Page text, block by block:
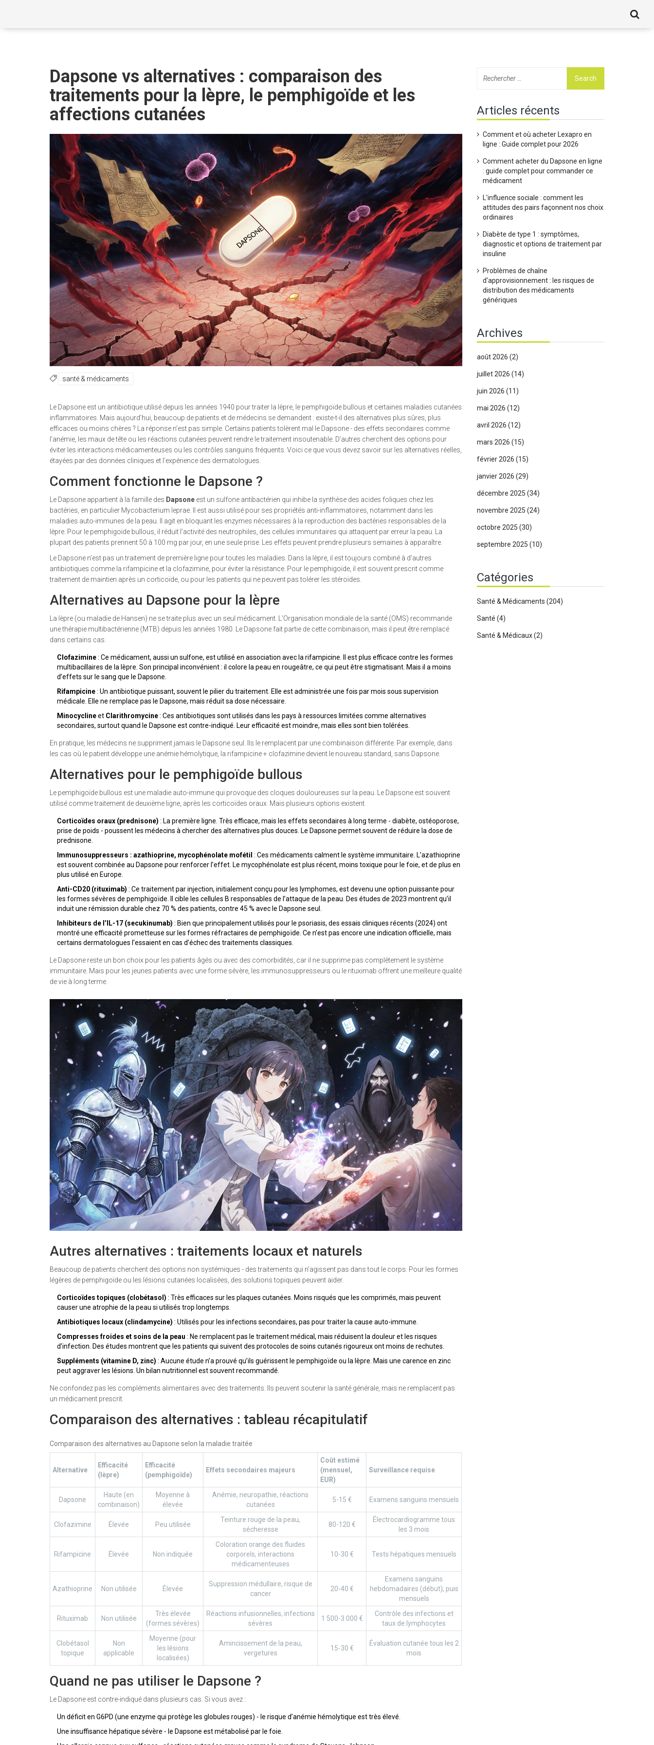
Dapsone vs alternatives : comparaison des
traitements pour la lèpre, le pemphigoïde et les
affections cutanées
santé & médicaments
Le Dapsone est un antibiotique utilisé depuis les années 1940 pour traiter la lèpre, le pemphigoïde bullous et certaines maladies cutanées
inflammatoires. Mais aujourd’hui, beaucoup de patients et de médecins se demandent : existe-t-il des alternatives plus sûres, plus
efficaces ou moins chères ? La réponse n’est pas simple. Certains patients tolèrent mal le Dapsone - des effets secondaires comme
l’anémie, les maux de tête ou les réactions cutanées peuvent rendre le traitement insoutenable. D’autres cherchent des options pour
éviter les interactions médicamenteuses ou les contrôles sanguins fréquents. Voici ce que vous devez savoir sur les alternatives réelles,
étayées par des données cliniques et l’expérience des dermatologues.
Comment fonctionne le Dapsone ?
Le Dapsone appartient à la famille des Dapsone est un sulfone antibactérien qui inhibe la synthèse des acides foliques chez les
bactéries, en particulier Mycobacterium leprae . Il est aussi utilisé pour ses propriétés anti-inflammatoires, notamment dans les
maladies auto-immunes de la peau.
Il agit en bloquant les enzymes nécessaires à la reproduction des bactéries responsables de la
lèpre. Pour le pemphigoïde bullous, il réduit l’activité des neutrophiles, des cellules immunitaires qui attaquent par erreur la peau. La
plupart des patients prennent 50 à 100 mg par jour, en une seule prise. Les effets peuvent prendre plusieurs semaines à apparaître.
Le Dapsone n’est pas un traitement de première ligne pour toutes les maladies. Dans la lèpre, il est toujours combiné à d’autres
antibiotiques comme la rifampicine et la clofazimine, pour éviter la résistance. Pour le pemphigoïde, il est souvent prescrit comme
traitement de maintien après un corticoïde, ou pour les patients qui ne peuvent pas tolérer les stéroïdes.
Alternatives au Dapsone pour la lèpre
La lèpre (ou maladie de Hansen) ne se traite plus avec un seul médicament. L’Organisation mondiale de la santé (OMS) recommande
une thérapie multibactérienne (MTB) depuis les années 1980. Le Dapsone fait partie de cette combinaison, mais il peut être remplacé
dans certains cas.
Clofazimine: Ce médicament, aussi un sulfone, est utilisé en association avec la rifampicine. Il est plus efficace contre les formes
multibacillaires de la lèpre. Son principal inconvénient : il colore la peau en rougeâtre, ce qui peut être stigmatisant. Mais il a moins
d’effets sur le sang que le Dapsone.
Rifampicine: Un antibiotique puissant, souvent le pilier du traitement. Elle est administrée une fois par mois sous supervision
médicale. Elle ne remplace pas le Dapsone, mais réduit sa dose nécessaire.
Minocyclineet Clarithromycine: Ces antibiotiques sont utilisés dans les pays à ressources limitées comme alternatives
secondaires, surtout quand le Dapsone est contre-indiqué. Leur efficacité est moindre, mais elles sont bien tolérées.
En pratique, les médecins ne suppriment jamais le Dapsone seul. Ils le remplacent par une combinaison différente. Par exemple, dans
les cas où le patient développe une anémie hémolytique, la rifampicine + clofazimine devient le nouveau standard, sans Dapsone.
Alternatives pour le pemphigoïde bullous
Le pemphigoïde bullous est une maladie auto-immune qui provoque des cloques douloureuses sur la peau. Le Dapsone est souvent
utilisé comme traitement de deuxième ligne, après les corticoïdes oraux. Mais plusieurs options existent.
Corticoïdes oraux (prednisone) : La première ligne. Très efficace, mais les effets secondaires à long terme - diabète, ostéoporose,
prise de poids - poussent les médecins à chercher des alternatives plus douces. Le Dapsone permet souvent de réduire la dose de
prednisone.
Immunosuppresseurs : azathioprine, mycophénolate mofétil : Ces médicaments calment le système immunitaire. L’azathioprine
est souvent combinée au Dapsone pour renforcer l’effet. Le mycophénolate est plus récent, moins toxique pour le foie, et de plus en
plus utilisé en Europe.
Anti-CD20 (rituximab) : Ce traitement par injection, initialement conçu pour les lymphomes, est devenu une option puissante pour
les formes sévères de pemphigoïde. Il cible les cellules B responsables de l’attaque de la peau. Des études de 2023 montrent qu’il
induit une rémission durable chez 70 % des patients, contre 45 % avec le Dapsone seul.
Inhibiteurs de l’IL-17 (secukinumab) : Bien que principalement utilisés pour le psoriasis, des essais cliniques récents (2024) ont
montré une efficacité prometteuse sur les formes réfractaires de pemphigoïde. Ce n’est pas encore une indication officielle, mais
certains dermatologues l’essaient en cas d’échec des traitements classiques.
Le Dapsone reste un bon choix pour les patients âgés ou avec des comorbidités, car il ne supprime pas complètement le système
immunitaire. Mais pour les jeunes patients avec une forme sévère, les immunosuppresseurs ou le rituximab offrent une meilleure qualité
de vie à long terme.
Autres alternatives : traitements locaux et naturels
Beaucoup de patients cherchent des options non systémiques - des traitements qui n’agissent pas dans tout le corps. Pour les formes
légères de pemphigoïde ou les lésions cutanées localisées, des solutions topiques peuvent aider.
Corticoïdes topiques (clobétasol) : Très efficaces sur les plaques cutanées. Moins risqués que les comprimés, mais peuvent
causer une atrophie de la peau si utilisés trop longtemps.
Antibiotiques locaux (clindamycine) : Utilisés pour les infections secondaires, pas pour traiter la cause auto-immune.
Compresses froides et soins de la peau : Ne remplacent pas le traitement médical, mais réduisent la douleur et les risques
d’infection. Des études montrent que les patients qui suivent des protocoles de soins cutanés rigoureux ont moins de rechutes.
Suppléments (vitamine D, zinc) : Aucune étude n’a prouvé qu’ils guérissent le pemphigoïde ou la lèpre. Mais une carence en zinc
peut aggraver les lésions. Un bilan nutritionnel est souvent recommandé.
Ne confondez pas les compléments alimentaires avec des traitements. Ils peuvent soutenir la santé générale, mais ne remplacent pas
un médicament prescrit.
Comparaison des alternatives : tableau récapitulatif
Comparaison des alternatives au Dapsone selon la maladie traitée
Alternative
Efficacité
(lèpre)
Efficacité
(pemphigoïde)
Effets secondaires majeurs
Coût estimé
(mensuel,
EUR)
Surveillance requise
Dapsone
Haute (en
combinaison)
Moyenne à
élevée
Anémie, neuropathie, réactions
cutanées
5-15 € Examens sanguins mensuels
Clofazimine Élevée Peu utilisée
Teinture rouge de la peau,
sécheresse
80-120 €
Électrocardiogramme tous
les 3 mois
Rifampicine Élevée Non indiquée
Coloration orange des fluides
corporels, interactions
médicamenteuses
10-30 € Tests hépatiques mensuels
Azathioprine Non utilisée Élevée
Suppression médullaire, risque de
cancer
20-40 €
Examens sanguins
hebdomadaires (début), puis
mensuels
Rituximab Non utilisée
Très élevée
(formes sévères)
Réactions infusionnelles, infections
sévères
1 500-3 000 €
Contrôle des infections et
taux de lymphocytes
Clobétasol
topique
Non
applicable
Moyenne (pour
les lésions
localisées)
Amincissement de la peau,
vergetures
15-30 €
Évaluation cutanée tous les 2
mois
Quand ne pas utiliser le Dapsone ?
Le Dapsone est contre-indiqué dans plusieurs cas. Si vous avez :
Un déficit en G6PD (une enzyme qui protège les globules rouges) - le risque d’anémie hémolytique est très élevé.
Une insuffisance hépatique sévère - le Dapsone est métabolisé par le foie.
Articles récents
Comment et où acheter Lexapro en
ligne : Guide complet pour 2026
Comment acheter du Dapsone en ligne
: guide complet pour commander ce
médicament
L'influence sociale : comment les
attitudes des pairs façonnent nos choix
ordinaires
Diabète de type 1 : symptômes,
diagnostic et options de traitement par
insuline
Problèmes de chaîne
d'approvisionnement : les risques de
distribution des médicaments
génériques
Archives
août 2026 (2)
juillet 2026 (14)
juin 2026 (11)
mai 2026 (12)
avril 2026 (12)
mars 2026 (15)
février 2026 (15)
janvier 2026 (29)
décembre 2025 (34)
novembre 2025 (24)
octobre 2025 (30)
septembre 2025 (10)
Catégories
Santé & Médicaments (204)
Santé (4)
Santé & Médicaux(2)